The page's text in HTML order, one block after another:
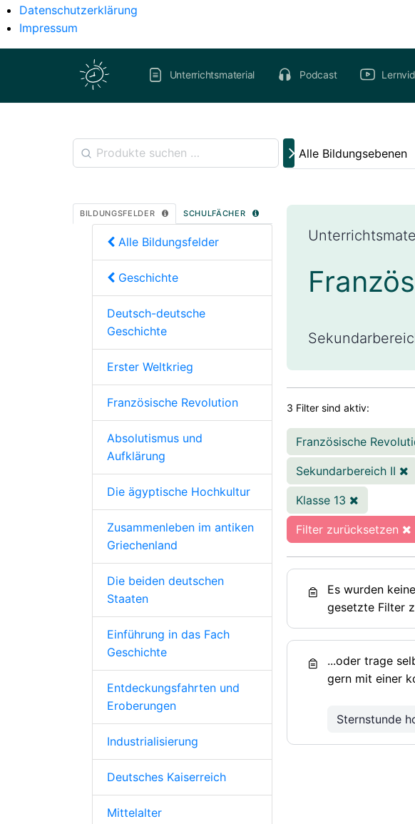
Datenschutzerklärung
Impressum
Unterrichtsmaterial Podcast
Alle Bildungsebenen
3 Filter sind aktiv:
Französische
Sekundarbereich II
Klasse 13
Filter zurücksetzen
Es wurden
gesetzte Filter
...oder trage
gern mit einer
Sternstunde
BILDUNGSFELDER SCHULFÄCHER
Alle Bildungsfelder
Geschichte
Deutsch-deutsche
Geschichte
Erster Weltkrieg
Französische Revolution
Absolutismus und
Aufklärung
Die ägyptische Hochkultur
Zusammenleben im antiken
Griechenland
Die beiden deutschen
Staaten
Einführung in das Fach
Geschichte
Entdeckungsfahrten und
Eroberungen
Industrialisierung
Deutsches Kaiserreich
Mittelalter